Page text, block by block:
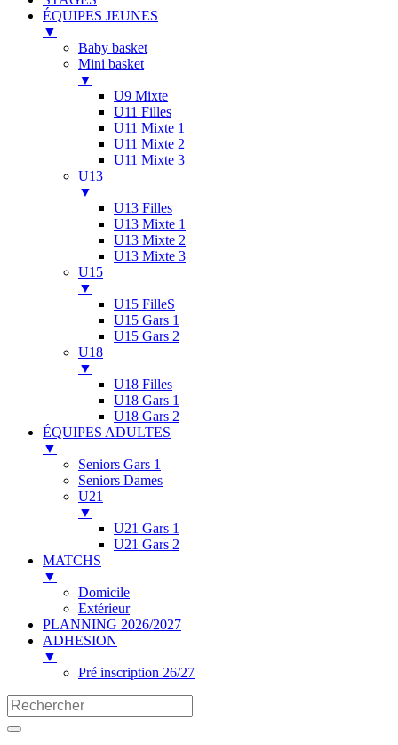
ÉQUIPES JEUNES
▼
Baby basket
Mini basket
▼
U9 Mixte
U11 Filles
U11 Mixte 1
U11 Mixte 2
U11 Mixte 3
U13
▼
U13 Filles
U13 Mixte 1
U13 Mixte 2
U13 Mixte 3
U15
▼
U15 FilleS
U15 Gars 1
U15 Gars 2
U18
▼
U18 Filles
U18 Gars 1
U18 Gars 2
ÉQUIPES ADULTES
▼
Seniors Gars 1
Seniors Dames
U21
▼
U21 Gars 1
U21 Gars 2
MATCHS
▼
Domicile
Extérieur
PLANNING 2026/2027
ADHESION
▼
Pré inscription 26/27